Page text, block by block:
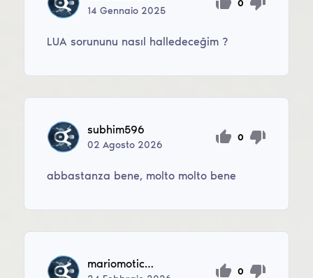
14Gennaio 2025
0
LUA sorununu nasıl halledeceğim ?
subhim596
02Agosto 2026
0
abbastanza bene, molto molto bene
mariomotica4
0